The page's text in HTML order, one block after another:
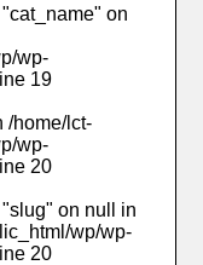
on
wp-
19
/home/lct-
wp-
20
on null in
wp/wp-
20